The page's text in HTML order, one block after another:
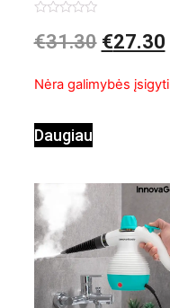
valiklis Klinmag
0
iš
€31.30 €27.30
Nėra galimybės įsigyti
Daugiau